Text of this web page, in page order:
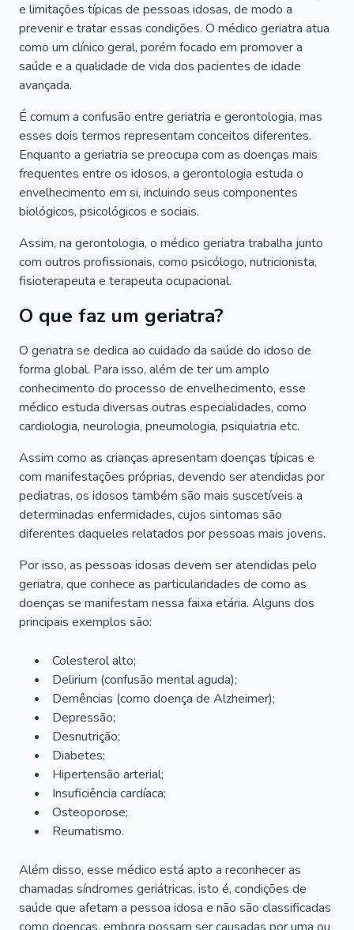
e limitações típicas de pessoas idosas, de modo a
prevenir e tratar essas condições. O médico geriatra atua
como um clínico geral, porém focado em promover a
saúde e a qualidade de vida dos pacientes de idade
avançada.
É comum a confusão entre geriatria e gerontologia, mas
esses dois termos representam conceitos diferentes.
Enquanto a geriatria se preocupa com as doenças mais
frequentes entre os idosos, a gerontologia estuda o
envelhecimento em si, incluindo seus componentes
biológicos, psicológicos e sociais.
Assim, na gerontologia, o médico geriatra trabalha junto
com outros profissionais, como psicólogo, nutricionista,
fisioterapeuta e terapeuta ocupacional.
O que faz um geriatra?
O geriatra se dedica ao cuidado da saúde do idoso de
forma global. Para isso, além de ter um amplo
conhecimento do processo de envelhecimento, esse
médico estuda diversas outras especialidades, como
cardiologia, neurologia, pneumologia, psiquiatria etc.
Assim como as crianças apresentam doenças típicas e
com manifestações próprias, devendo ser atendidas por
pediatras, os idosos também são mais suscetíveis a
determinadas enfermidades, cujos sintomas são
diferentes daqueles relatados por pessoas mais jovens.
Por isso, as pessoas idosas devem ser atendidas pelo
geriatra, que conhece as particularidades de como as
doenças se manifestam nessa faixa etária. Alguns dos
principais exemplos são:
Colesterol alto;
Delirium (confusão mental aguda);
Demências (como doença de Alzheimer);
Depressão;
Desnutrição;
Diabetes;
Hipertensão arterial;
Insuficiência cardíaca;
Osteoporose;
Reumatismo.
Além disso, esse médico está apto a reconhecer as
chamadas síndromes geriátricas, isto é, condições de
saúde que afetam a pessoa idosa e não são classificadas